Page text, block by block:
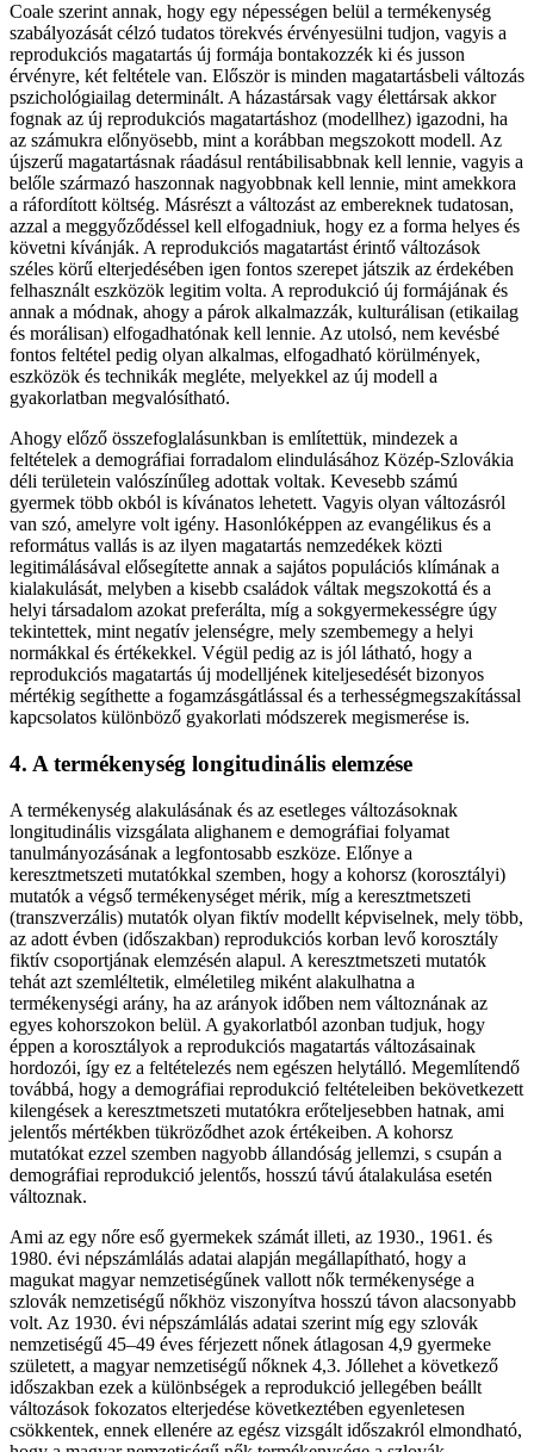
Coale szerint annak, hogy egy népességen belül a termékenység
szabályozását célzó tudatos törekvés érvényesülni tudjon, vagyis a
reprodukciós magatartás új formája bontakozzék ki és jusson
érvényre, két feltétele van. Először is minden magatartásbeli változás
pszichológiailag determinált. A házastársak vagy élettársak akkor
fognak az új reprodukciós magatartáshoz (modellhez) igazodni, ha
az számukra előnyösebb, mint a korábban megszokott modell. Az
újszerű magatartásnak ráadásul rentábilisabbnak kell lennie, vagyis a
belőle származó haszonnak nagyobbnak kell lennie, mint amekkora
a ráfordított költség. Másrészt a változást az embereknek tudatosan,
azzal a meggyőződéssel kell elfogadniuk, hogy ez a forma helyes és
követni kívánják. A reprodukciós magatartást érintő változások
széles körű elterjedésében igen fontos szerepet játszik az érdekében
felhasznált eszközök legitim volta. A reprodukció új formájának és
annak a módnak, ahogy a párok alkalmazzák, kulturálisan (etikailag
és morálisan) elfogadhatónak kell lennie. Az utolsó, nem kevésbé
fontos feltétel pedig olyan alkalmas, elfogadható körülmények,
eszközök és technikák megléte, melyekkel az új modell a
gyakorlatban megvalósítható.
Ahogy előző összefoglalásunkban is említettük, mindezek a
feltételek a demográfiai forradalom elindulásához Közép-Szlovákia
déli területein valószínűleg adottak voltak. Kevesebb számú
gyermek több okból is kívánatos lehetett. Vagyis olyan változásról
van szó, amelyre volt igény. Hasonlóképpen az evangélikus és a
református vallás is az ilyen magatartás nemzedékek közti
legitimálásával elősegítette annak a sajátos populációs klímának a
kialakulását, melyben a kisebb családok váltak megszokottá és a
helyi társadalom azokat preferálta, míg a sokgyermekességre úgy
tekintettek, mint negatív jelenségre, mely szembemegy a helyi
normákkal és értékekkel. Végül pedig az is jól látható, hogy a
reprodukciós magatartás új modelljének kiteljesedését bizonyos
mértékig segíthette a fogamzásgátlással és a terhességmegszakítással
kapcsolatos különböző gyakorlati módszerek megismerése is.
4. A termékenység longitudinális elemzése
A termékenység alakulásának és az esetleges változásoknak
longitudinális vizsgálata alighanem e demográfiai folyamat
tanulmányozásának a legfontosabb eszköze. Előnye a
keresztmetszeti mutatókkal szemben, hogy a kohorsz (korosztályi)
mutatók a végső termékenységet mérik, míg a keresztmetszeti
(transzverzális) mutatók olyan fiktív modellt képviselnek, mely több,
az adott évben (időszakban) reprodukciós korban levő korosztály
fiktív csoportjának elemzésén alapul. A keresztmetszeti mutatók
tehát azt szemléltetik, elméletileg miként alakulhatna a
termékenységi arány, ha az arányok időben nem változnának az
egyes kohorszokon belül. A gyakorlatból azonban tudjuk, hogy
éppen a korosztályok a reprodukciós magatartás változásainak
hordozói, így ez a feltételezés nem egészen helytálló. Megemlítendő
továbbá, hogy a demográfiai reprodukció feltételeiben bekövetkezett
kilengések a keresztmetszeti mutatókra erőteljesebben hatnak, ami
jelentős mértékben tükröződhet azok értékeiben. A kohorsz
mutatókat ezzel szemben nagyobb állandóság jellemzi, s csupán a
demográfiai reprodukció jelentős, hosszú távú átalakulása esetén
változnak.
Ami az egy nőre eső gyermekek számát illeti, az 1930., 1961. és
1980. évi népszámlálás adatai alapján megállapítható, hogy a
magukat magyar nemzetiségűnek vallott nők termékenysége a
szlovák nemzetiségű nőkhöz viszonyítva hosszú távon alacsonyabb
volt. Az 1930. évi népszámlálás adatai szerint míg egy szlovák
nemzetiségű 45–49 éves férjezett nőnek átlagosan 4,9 gyermeke
született, a magyar nemzetiségű nőknek 4,3. Jóllehet a következő
időszakban ezek a különbségek a reprodukció jellegében beállt
változások fokozatos elterjedése következtében egyenletesen
csökkentek, ennek ellenére az egész vizsgált időszakról elmondható,